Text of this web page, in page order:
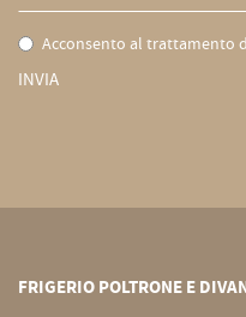
Acconsento al trattamento
INVIA
FRIGERIO POLTRONE E